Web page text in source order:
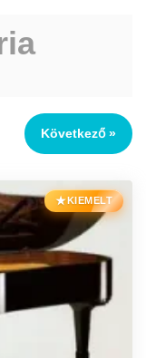
Következő »
★KIEMELT